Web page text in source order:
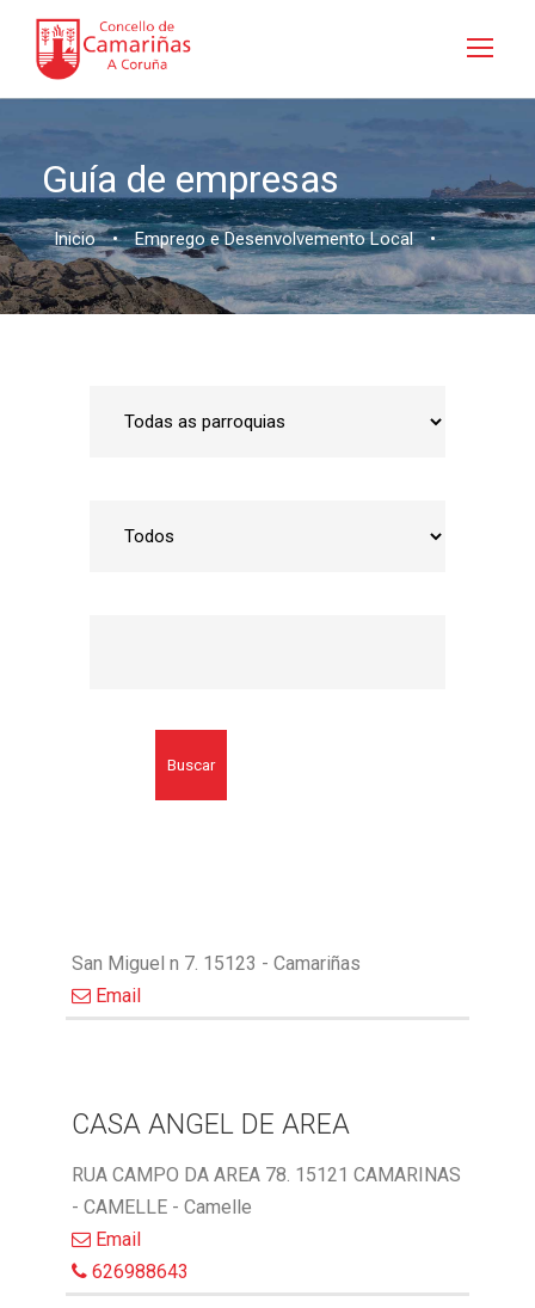
Guía de empresas
Inicio • Emprego e Desenvolvemento Local •
Buscar
San Miguel n 7. 15123 - Camariñas
Email
CASA ANGEL DE AREA
RUA CAMPO DA AREA 78. 15121 CAMARINAS
- CAMELLE - Camelle
Email
626988643